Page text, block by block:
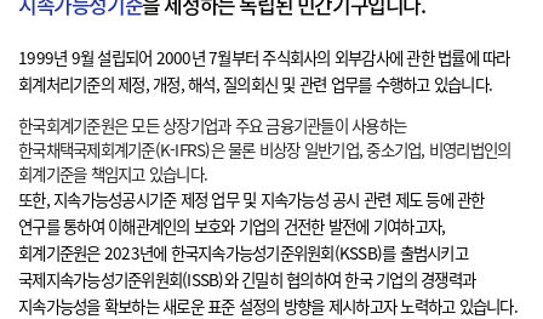
지속가능성기준을 제정하는 독립된 민간기구입니다.
1999년 9월 설립되어 2000년 7월부터 주식회사의 외부감사에 관한 법률에 따라
회계처리기준의 제정, 개정, 해석, 질의회신 및 관련 업무를 수행하고 있습니다.
한국회계기준원은 모든 상장기업과 주요 금융기관들이 사용하는
한국채택국제회계기준(K-IFRS)은 물론 비상장 일반기업, 중소기업, 비영리법인의
회계기준을 책임지고 있습니다.
또한, 지속가능성공시기준 제정 업무 및 지속가능성 공시 관련 제도 등에 관한
연구를 통하여 이해관계인의 보호와 기업의 건전한 발전에 기여하고자,
회계기준원은 2023년에 한국지속가능성기준위원회(KSSB)를 출범시키고
국제지속가능성기준위원회(ISSB)와 긴밀히 협의하여 한국 기업의 경쟁력과
지속가능성을 확보하는 새로운 표준 설정의 방향을 제시하고자 노력하고 있습니다.